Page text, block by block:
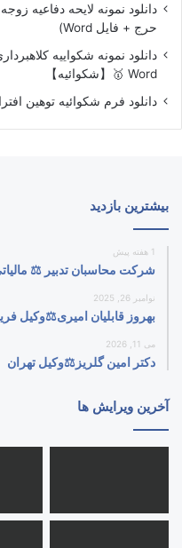
دانلود نمونه لایحه دفاعیه
حرج + فایل Word)
دانلود نمونه شکواییه
Word 🥇【شکوائیه】
دانلود فرم شکوائیه توهین
بیشترین بازدید
1 هفته پیش
شرکت محاسبان تدبیر ⚖️
نوامبر 26, 2025
بهروز قابلیان امیری⚖️وکیل
می 11, 2026
دکتر امین گلریز⚖️وکیل تهران
آخرین ویرایش ها